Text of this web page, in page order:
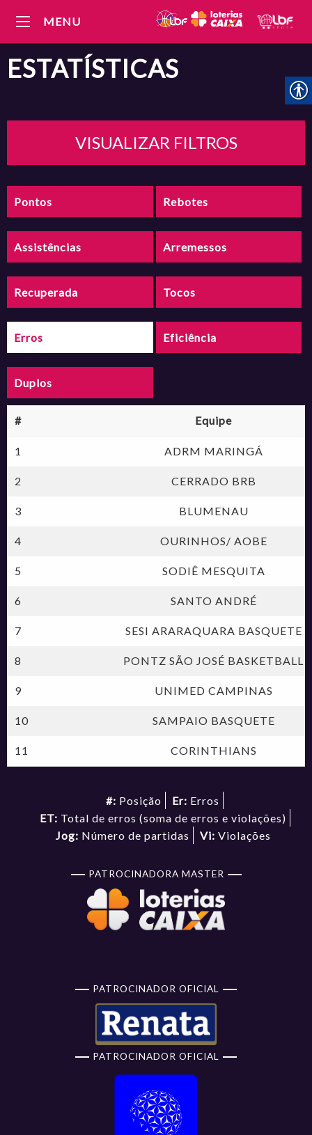
MENU
ESTATÍSTICAS
VISUALIZAR FILTROS
Pontos Rebotes
Assistências Arremessos
Recuperada Tocos
Erros Eficiência
Duplos
# Equipe
1 ADRM MARINGÁ
2 CERRADO BRB
3 BLUMENAU
4 OURINHOS/ AOBE
5 SODIÊ MESQUITA
6 SANTO ANDRÉ
7 SESI ARARAQUARA BASQUETE
8 PONTZ SÃO JOSÉ BASKETBALL
9 UNIMED CAMPINAS
10 SAMPAIO BASQUETE
11 CORINTHIANS
#: Posição Er: Erros
ET: Total de erros (soma de erros e violações)
Jog: Número de partidas Vi: Violações
PATROCINADORA MASTER
PATROCINADOR OFICIAL
PATROCINADOR OFICIAL